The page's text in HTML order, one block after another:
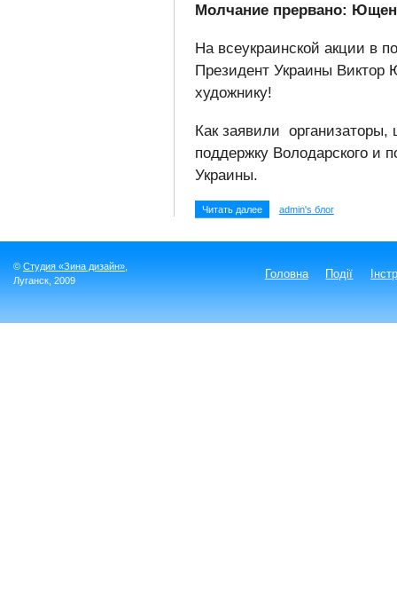
Молчание прервано:
На всеукраинской акции в
Президент Украины
художнику!
Как заявили
поддержку Володарского и
Украины.
admin's блог
Читать далее
© Студия «Зина дизайн»
Луганск , 2009 Головна Події